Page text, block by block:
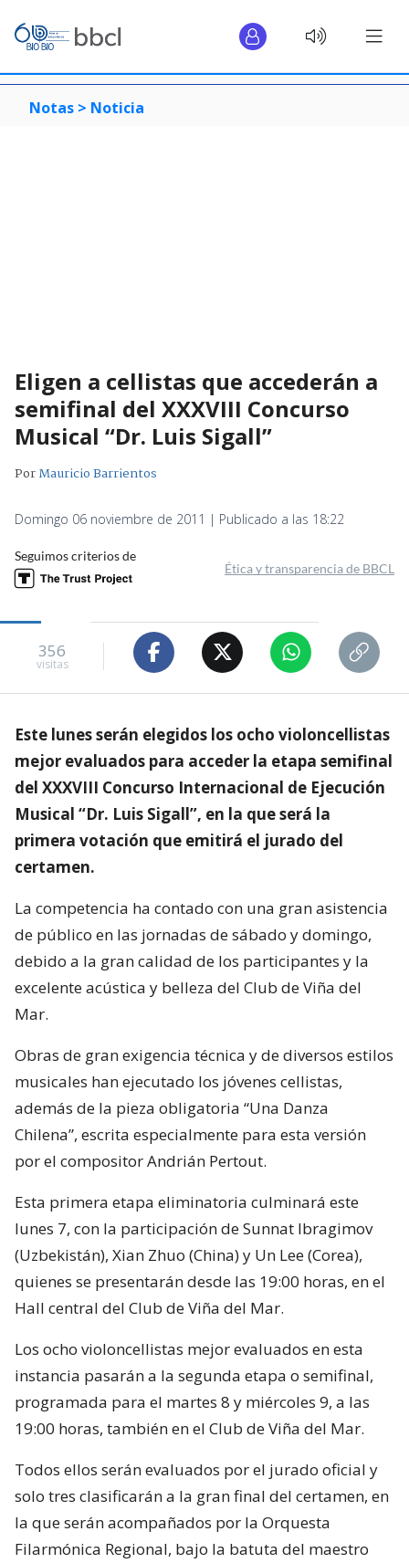
Notas > Noticia
Eligen a cellistas que accederán a
semifinal del XXXVIII Concurso
Musical “Dr. Luis Sigall”
PorMauricio Barrientos
Domingo 06 noviembre de 2011 | Publicado a las 18:22
Seguimos criterios de
Ética y transparencia de BBCL
356
visitas
Este lunes serán elegidos los ocho violoncellistas
mejor evaluados para acceder la etapa semifinal
del XXXVIII Concurso Internacional de Ejecución
Musical “Dr. Luis Sigall”, en la que será la
primera votación que emitirá el jurado del
certamen.
La competencia ha contado con una gran asistencia
de público en las jornadas de sábado y domingo,
debido a la gran calidad de los participantes y la
excelente acústica y belleza del Club de Viña del
Mar.
Obras de gran exigencia técnica y de diversos estilos
musicales han ejecutado los jóvenes cellistas,
además de la pieza obligatoria “Una Danza
Chilena”, escrita especialmente para esta versión
por el compositor Andrián Pertout.
Esta primera etapa eliminatoria culminará este
lunes 7, con la participación de Sunnat Ibragimov
(Uzbekistán), Xian Zhuo (China) y Un Lee (Corea),
quienes se presentarán desde las 19:00 horas, en el
Hall central del Club de Viña del Mar.
Los ocho violoncellistas mejor evaluados en esta
instancia pasarán a la segunda etapa o semifinal,
programada para el martes 8 y miércoles 9, a las
19:00 horas, también en el Club de Viña del Mar.
Todos ellos serán evaluados por el jurado oficial y
solo tres clasificarán a la gran final del certamen, en
la que serán acompañados por la Orquesta
Filarmónica Regional, bajo la batuta del maestro